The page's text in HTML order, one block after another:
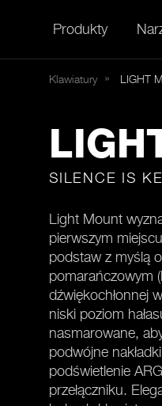
Produkty
Klawiatury LIGHT
SILENCE IS
Light Mount
pierwszym
podstaw z myślą
pomarańczowym
dźwiękochłonnej
niski poziom
nasmarowane,
podwójne
podświetlenie
przełączniku.